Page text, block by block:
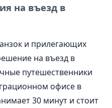
на въезд в
и прилегающих
на въезд в
путешественники
офисе в
30 минут и стоит